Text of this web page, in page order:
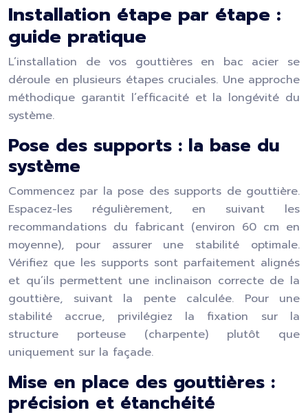
Installation étape par étape :
guide pratique
L’installation de vos gouttières en bac acier se
déroule en plusieurs étapes cruciales. Une approche
méthodique garantit l’efficacité et la longévité du
système.
Pose des supports : la base du
système
Commencez par la pose des supports de gouttière.
Espacez-les régulièrement, en suivant les
recommandations du fabricant (environ 60 cm en
moyenne), pour assurer une stabilité optimale.
Vérifiez que les supports sont parfaitement alignés
et qu’ils permettent une inclinaison correcte de la
gouttière, suivant la pente calculée. Pour une
stabilité accrue, privilégiez la fixation sur la
structure porteuse (charpente) plutôt que
uniquement sur la façade.
Mise en place des gouttières :
précision et étanchéité